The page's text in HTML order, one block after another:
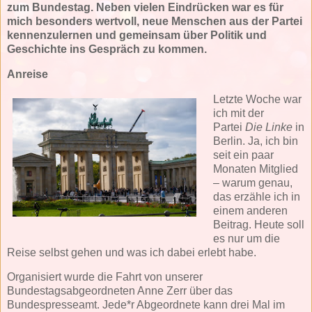
zum Bundestag. Neben vielen Eindrücken war es für
mich besonders wertvoll, neue Menschen aus der Partei
kennenzulernen und gemeinsam über Politik und
Geschichte ins Gespräch zu kommen.
Anreise
Letzte Woche war
ich mit der
Partei Die Linke in
Berlin. Ja, ich bin
seit ein paar
Monaten Mitglied
– warum genau,
das erzähle ich in
einem anderen
Beitrag. Heute soll
es nur um die
Reise selbst gehen und was ich dabei erlebt habe.
Organisiert wurde die Fahrt von unserer
Bundestagsabgeordneten Anne Zerr über das
Bundespresseamt. Jede*r Abgeordnete kann drei Mal im